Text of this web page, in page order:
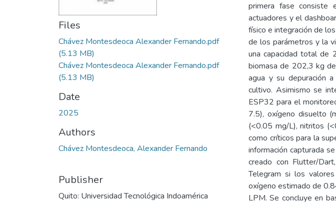
Files
Chávez Montesdeoca Alexander Fernando.pdf
(5.13 MB)
Chávez Montesdeoca Alexander Fernando.pdf
(5.13 MB)
Date
2025
Authors
Chávez Montesdeoca, Alexander Fernando
Publisher
Quito: Universidad Tecnológica Indoamérica
primera fase consiste
actuadores y el
físico e integración de
de los parámetros y la
una capacidad total de
biomasa de 202,3 kg
agua y su depuración
cultivo. Asimismo se
ESP32 para el
7.5), oxígeno disuelto
(<0.05 mg/L), nitritos
como críticos para la
información capturada
creado con Flutter/
Telegram si los
oxígeno estimado de
LPM. Se concluye en